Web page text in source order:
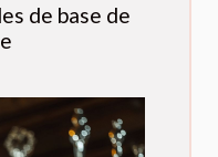
de base de